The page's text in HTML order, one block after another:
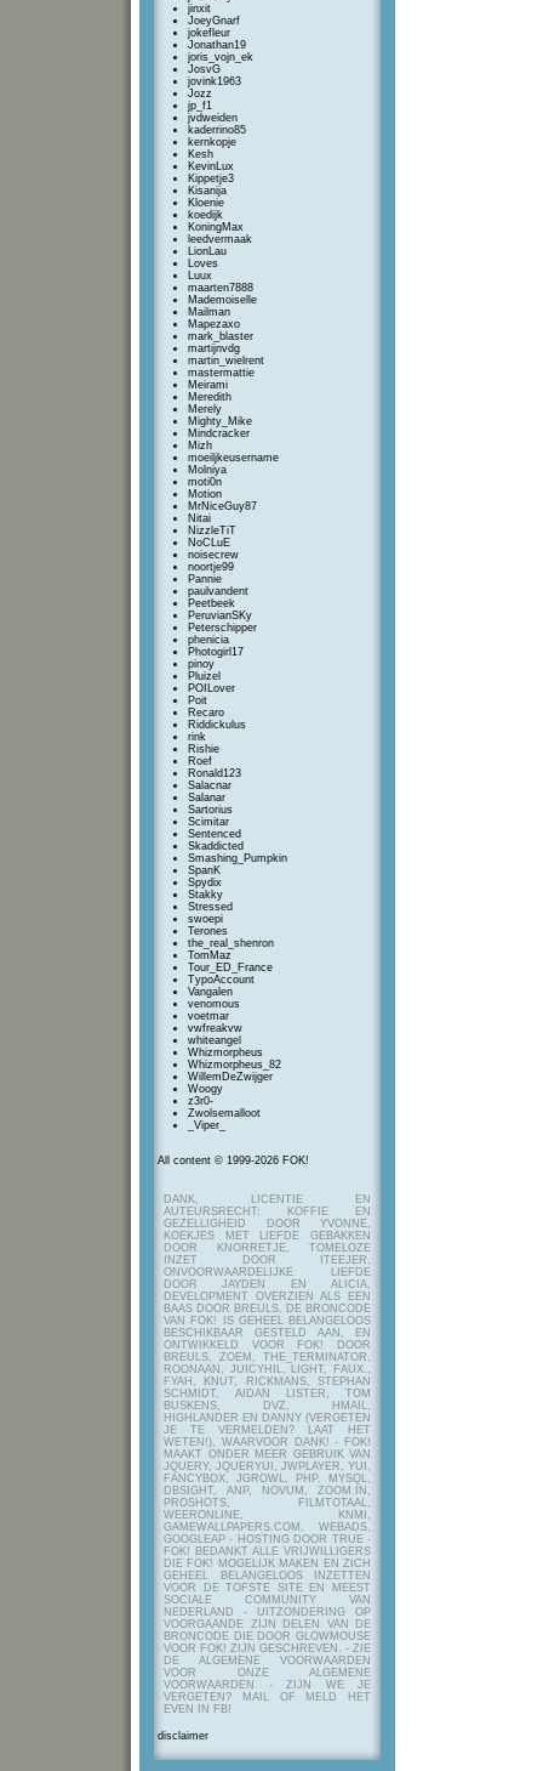
jinxit
JoeyGnarf
jokefleur
Jonathan19
joris_vojn_ek
JosvG
jovink1963
Jozz
jp_f1
jvdweiden
kaderrino85
kernkopje
Kesh
KevinLux
Kippetje3
Kisanija
Kloenie
koedijk
KoningMax
leedvermaak
LionLau
Loves
Luux
maarten7888
Mademoiselle
Mailman
Mapezaxo
mark_blaster
martijnvdg
martin_wielrent
mastermattie
Meirami
Meredith
Merely
Mighty_Mike
Mindcracker
Mizh
moeiljkeusername
Molniya
moti0n
Motion
MrNiceGuy87
Nitai
NizzleTiT
NoCLuE
noisecrew
noortje99
Pannie
paulvandent
Peetbeek
PeruvianSKy
Peterschipper
phenicia
Photogirl17
pinoy
Pluizel
POILover
Poit
Recaro
Riddickulus
rink
Rishie
Roef
Ronald123
Salacnar
Salanar
Sartorius
Scimitar
Sentenced
Skaddicted
Smashing_Pumpkin
SpanK
Spydix
Stakky
Stressed
swoepi
Terones
the_real_shenron
TomMaz
Tour_ED_France
TypoAccount
Vangalen
venomous
voetmar
vwfreakvw
whiteangel
Whizmorpheus
Whizmorpheus_82
WillemDeZwijger
Woogy
z3r0-
Zwolsemalloot
_Viper_
All content © 1999-2026 FOK!
DANK, LICENTIE EN
AUTEURSRECHT: KOFFIE EN
GEZELLIGHEID DOOR YVONNE,
KOEKJES MET LIEFDE GEBAKKEN
DOOR KNORRETJE, TOMELOZE
INZET DOOR ITEEJER,
ONVOORWAARDELIJKE LIEFDE
DOOR JAYDEN EN ALICIA,
DEVELOPMENT OVERZIEN ALS EEN
BAAS DOOR BREULS. DE BRONCODE
VAN FOK! IS GEHEEL BELANGELOOS
BESCHIKBAAR GESTELD AAN, EN
ONTWIKKELD VOOR FOK! DOOR
BREULS, ZOEM, THE_TERMINATOR,
ROONAAN, JUICYHIL, LIGHT, FAUX.,
FYAH, KNUT, RICKMANS, STEPHAN
SCHMIDT, AIDAN LISTER, TOM
BUSKENS, DVZ, HMAIL,
HIGHLANDER EN DANNY (VERGETEN
JE TE VERMELDEN? LAAT HET
WETEN!), WAARVOOR DANK! - FOK!
MAAKT ONDER MEER GEBRUIK VAN
JQUERY, JQUERYUI, JWPLAYER, YUI,
FANCYBOX, JGROWL, PHP, MYSQL,
DBSIGHT, ANP, NOVUM, ZOOM.IN,
PROSHOTS, FILMTOTAAL,
WEERONLINE, KNMI,
GAMEWALLPAPERS.COM, WEBADS,
GOOGLEAP - HOSTING DOOR TRUE -
FOK! BEDANKT ALLE VRIJWILLIGERS
DIE FOK! MOGELIJK MAKEN EN ZICH
GEHEEL BELANGELOOS INZETTEN
VOOR DE TOFSTE SITE EN MEEST
SOCIALE COMMUNITY VAN
NEDERLAND - UITZONDERING OP
VOORGAANDE ZIJN DELEN VAN DE
BRONCODE DIE DOOR GLOWMOUSE
VOOR FOK! ZIJN GESCHREVEN. - ZIE
DE ALGEMENE VOORWAARDEN
VOOR ONZE ALGEMENE
VOORWAARDEN - ZIJN WE JE
VERGETEN? MAIL OF MELD HET
EVEN IN FB!
disclaimer